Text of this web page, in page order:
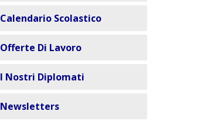
Calendario Scolastico
Offerte Di Lavoro
I Nostri Diplomati
Newsletters